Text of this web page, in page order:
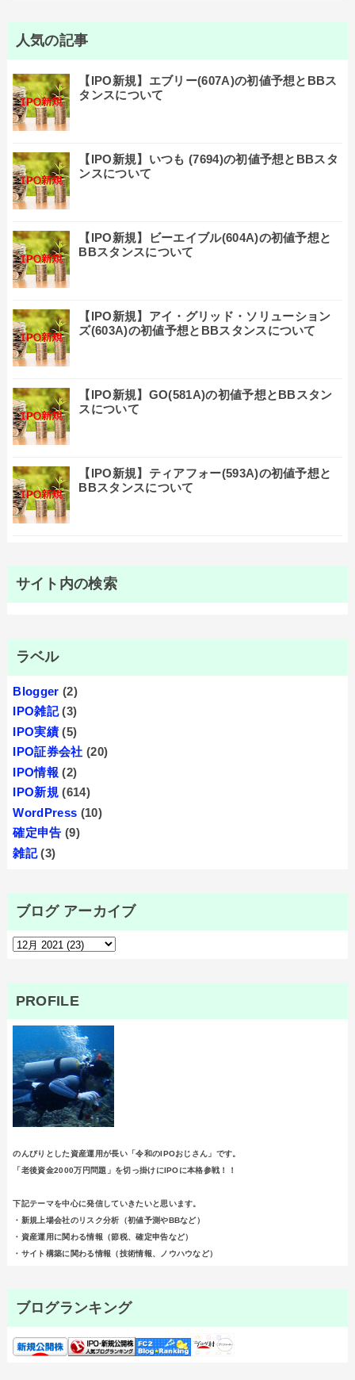
人気の記事
【IPO新規】エブリー(607A)の初値予想とBBス
タンスについて
【IPO新規】いつも (7694)の初値予想とBBスタ
ンスについて
【IPO新規】ビーエイブル(604A)の初値予想と
BBスタンスについて
【IPO新規】アイ・グリッド・ソリューション
ズ(603A)の初値予想とBBスタンスについて
【IPO新規】GO(581A)の初値予想とBBスタン
スについて
【IPO新規】ティアフォー(593A)の初値予想と
BBスタンスについて
サイト内の検索
ラベル
Blogger (2)
IPO雑記 (3)
IPO実績 (5)
IPO証券会社 (20)
IPO情報 (2)
IPO新規 (614)
WordPress (10)
確定申告 (9)
雑記 (3)
ブログ アーカイブ
PROFILE
のんびりとした資産運用が長い「令和のIPOおじさん」です。
「老後資金2000万円問題」を切っ掛けにIPOに本格参戦！！
下記テーマを中心に発信していきたいと思います。
・新規上場会社のリスク分析（初値予測やBBなど）
・資産運用に関わる情報（節税、確定申告など）
・サイト構築に関わる情報（技術情報、ノウハウなど）
ブログランキング